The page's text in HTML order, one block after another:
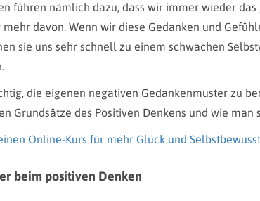
führen nämlich dazu, dass wir immer wieder
davon. Wenn wir diese Gedanken und
sie uns sehr schnell zu einem schwachen
die eigenen negativen Gedankenmuster zu
Grundsätze des Positiven Denkens und wie man
Online-Kurs für mehr Glück und
beim positiven Denken